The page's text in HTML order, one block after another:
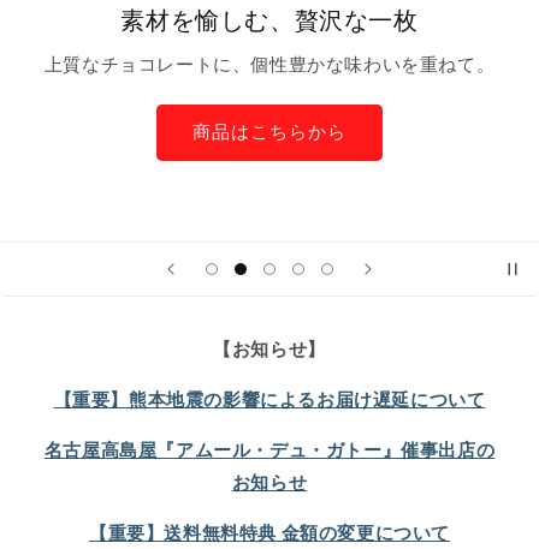
素材を愉しむ、贅沢な一枚
上質なチョコレートに、個性豊かな味わいを重ねて。
商品はこちらから
【お知らせ】
【重要】熊本地震の影響によるお届け遅延について
名古屋高島屋『アムール・デュ・ガトー』催事出店の
お知らせ
【重要】送料無料特典 金額の変更について